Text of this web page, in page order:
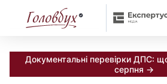
Документальні перевірки ДПС: що
серпня →